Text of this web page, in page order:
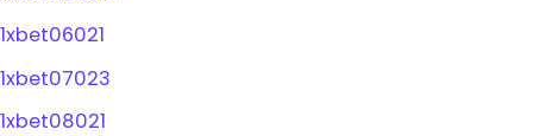
1xbet06021
1xbet07023
1xbet08021